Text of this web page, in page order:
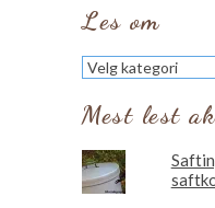
Les om
Les
om
Mest lest